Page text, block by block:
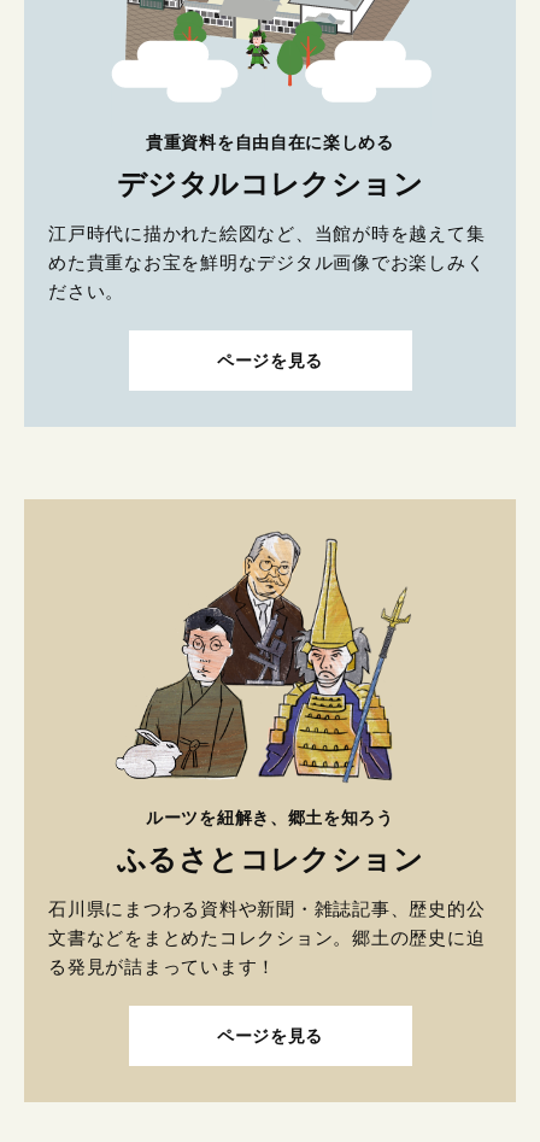
貴重資料を自由自在に楽しめる
デジタルコレクション
江戸時代に描かれた絵図など、当館が時を越えて集
めた貴重なお宝を鮮明なデジタル画像でお楽しみく
ださい。
ページを見る
ルーツを紐解き、郷土を知ろう
ふるさとコレクション
石川県にまつわる資料や新聞・雑誌記事、歴史的公
文書などをまとめたコレクション。郷土の歴史に迫
る発見が詰まっています！
ページを見る